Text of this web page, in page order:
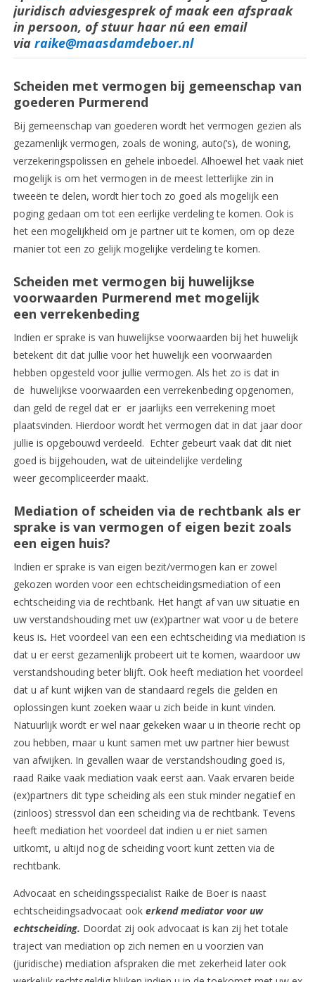
juridisch adviesgesprek of maak een afspraak
in persoon, of stuur haar nú een email
via raike@maasdamdeboer.nl
Scheiden met vermogen bij gemeenschap van
goederen Purmerend
Bij gemeenschap van goederen wordt het vermogen gezien als
gezamenlijk vermogen, zoals de woning, auto(‘s), de woning,
verzekeringspolissen en gehele inboedel. Alhoewel het vaak niet
mogelijk is om het vermogen in de meest letterlijke zin in
tweeën te delen, wordt hier toch zo goed als mogelijk een
poging gedaan om tot een eerlijke verdeling te komen. Ook is
het een mogelijkheid om je partner uit te komen, om op deze
manier tot een zo gelijk mogelijke verdeling te komen.
Scheiden met vermogen bij huwelijkse
voorwaarden Purmerend met mogelijk
een verrekenbeding
Indien er sprake is van huwelijkse voorwaarden bij het huwelijk
betekent dit dat jullie voor het huwelijk een voorwaarden
hebben opgesteld voor jullie vermogen. Als het zo is dat in
de huwelijkse voorwaarden een verrekenbeding opgenomen,
dan geld de regel dat er er jaarlijks een verrekening moet
plaatsvinden. Hierdoor wordt het vermogen dat in dat jaar door
jullie is opgebouwd verdeeld. Echter gebeurt vaak dat dit niet
goed is bijgehouden, wat de uiteindelijke verdeling
weer gecompliceerder maakt.
Mediation of scheiden via de rechtbank als er
sprake is van vermogen of eigen bezit zoals
een eigen huis?
Indien er sprake is van eigen bezit/vermogen kan er zowel
gekozen worden voor een echtscheidingsmediation of een
echtscheiding via de rechtbank. Het hangt af van uw situatie en
uw verstandshouding met uw (ex)partner wat voor u de betere
keus is. Het voordeel van een een echtscheiding via mediation is
dat u er eerst gezamenlijk probeert uit te komen, waardoor uw
verstandshouding beter blijft. Ook heeft mediation het voordeel
dat u af kunt wijken van de standaard regels die gelden en
oplossingen kunt zoeken waar u zich beide in kunt vinden.
Natuurlijk wordt er wel naar gekeken waar u in theorie recht op
zou hebben, maar u kunt samen met uw partner hier bewust
van afwijken. In gevallen waar de verstandshouding goed is,
raad Raike vaak mediation vaak eerst aan. Vaak ervaren beide
(ex)partners dit type scheiding als een stuk minder negatief en
(zinloos) stressvol dan een scheiding via de rechtbank. Tevens
heeft mediation het voordeel dat indien u er niet samen
uitkomt, u altijd nog de scheiding voort kunt zetten via de
rechtbank.
Advocaat en scheidingsspecialist Raike de Boer is naast
echtscheidingsadvocaat ookerkend mediator voor uw
echtscheiding. Doordat zij ook advocaat is kan zij het totale
traject van mediation op zich nemen en u voorzien van
(juridische) mediation afspraken die met zekerheid later ook